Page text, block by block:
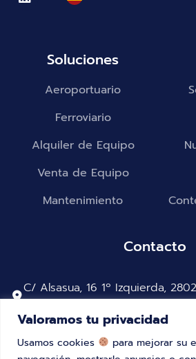
Valoramos tu privacidad
Usamos cookies
para mejorar su
Soluciones
Aeroportuario
Ferroviario
Alquiler de Equipo
Venta de Equipo
Mantenimiento
Contacto
C/ Alsasua, 16 1º Izquierda,
+34 91 323 46 29